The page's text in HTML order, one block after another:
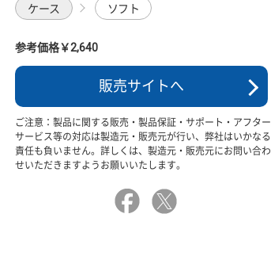
ケース ソフト
参考価格￥2,640
販売サイトへ
ご注意：製品に関する販売・製品保証・サポート・アフター
サービス等の対応は製造元・販売元が行い、弊社はいかなる
責任も負いません。詳しくは、製造元・販売元にお問い合わ
せいただきますようお願いいたします。